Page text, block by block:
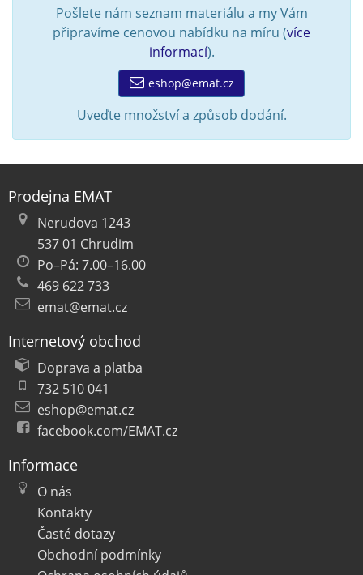
Pošlete nám seznam materiálu a my Vám
připravíme cenovou nabídku na míru (více
informací).
eshop@emat.cz
Uveďte množství a způsob dodání.
Prodejna EMAT
Nerudova 1243
537 01 Chrudim
Po–Pá: 7.00–16.00
469 622 733
emat@emat.cz
Internetový obchod
Doprava a platba
732 510 041
eshop@emat.cz
facebook.com/EMAT.cz
Informace
O nás
Kontakty
Časté dotazy
Obchodní podmínky